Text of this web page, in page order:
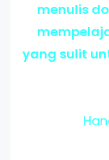
menulis
yang sulit